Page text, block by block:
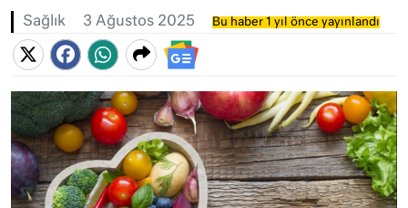
Sağlık 3 Ağustos 2025 Bu haber 1 yıl önce yayınlandı